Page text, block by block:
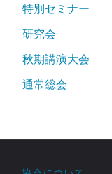
特別セミナー
研究会
秋期講演大会
通常総会